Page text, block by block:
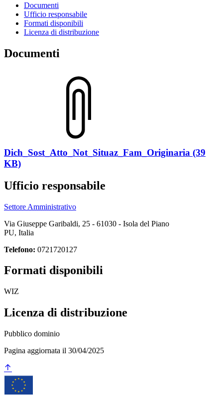
Documenti
Ufficio responsabile
Formati disponibili
Licenza di distribuzione
Documenti
Dich_Sost_Atto_Not_Situaz_Fam_Originaria (39
KB)
Ufficio responsabile
Settore Amministrativo
Via Giuseppe Garibaldi, 25 - 61030 - Isola del Piano
PU, Italia
Telefono: 0721720127
Formati disponibili
WIZ
Licenza di distribuzione
Pubblico dominio
Pagina aggiornata il 30/04/2025